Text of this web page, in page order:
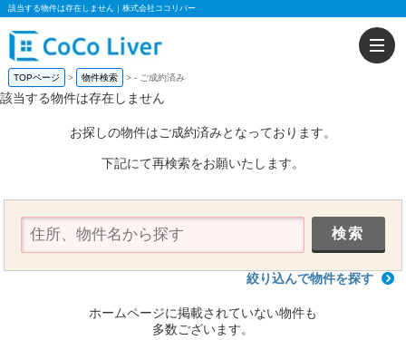
該当する物件は存在しません｜株式会社ココリバー
TOPページ 物件検索 - ご成約済み
該当する物件は存在しません
お探しの物件はご成約済みとなっております。
下記にて再検索をお願いたします。
絞り込んで物件を探す
ホームページに掲載されていない物件も
多数ございます。